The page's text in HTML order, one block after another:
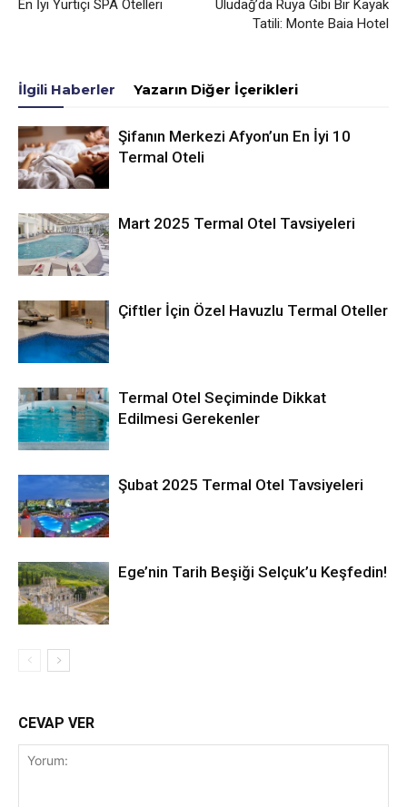
En İyi Yurtiçi SPA Otelleri
Uludağ’da Rüya Gibi Bir Kayak
Tatili: Monte Baia Hotel
İlgili Haberler Yazarın Diğer İçerikleri
Şifanın Merkezi Afyon’un En İyi 10
Termal Oteli
Mart 2025 Termal Otel Tavsiyeleri
Çiftler İçin Özel Havuzlu Termal Oteller
Termal Otel Seçiminde Dikkat
Edilmesi Gerekenler
Şubat 2025 Termal Otel Tavsiyeleri
Ege’nin Tarih Beşiği Selçuk’u Keşfedin!
CEVAP VER